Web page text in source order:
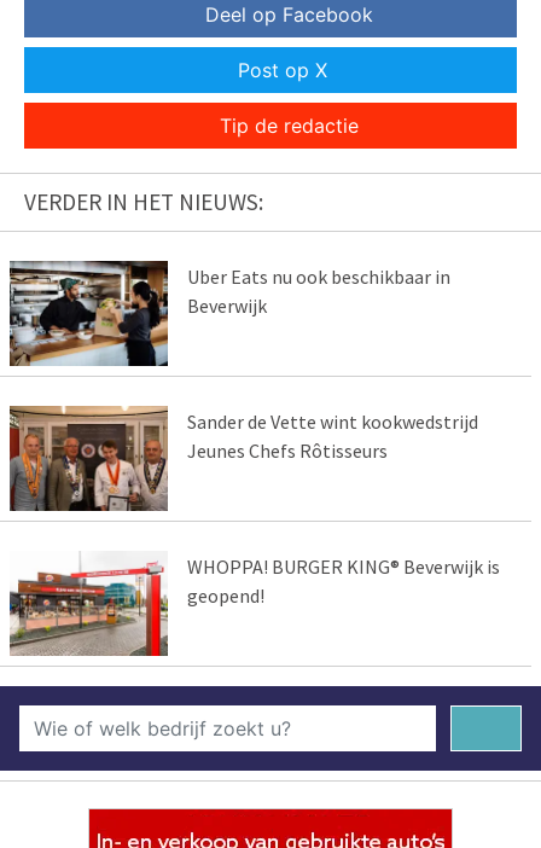
Deel op Facebook
Post op X
Tip de redactie
VERDER IN HET NIEUWS:
Uber Eats nu ook beschikbaar in
Beverwijk
Sander de Vette wint kookwedstrijd
Jeunes Chefs Rôtisseurs
WHOPPA! BURGER KING® Beverwijk is
geopend!